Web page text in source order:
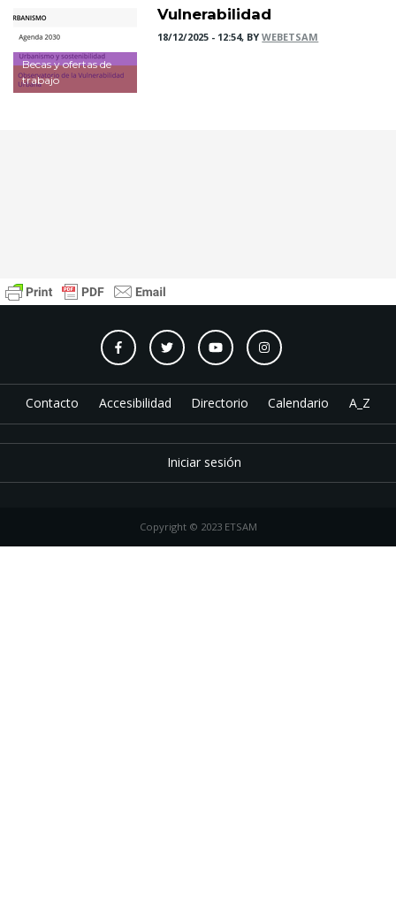
Becas y ofertas de
trabajo
Vulnerabilidad
18/12/2025 - 12:54, BYWEBETSAM
Contacto Accesibilidad Directorio Calendario A_Z
Iniciar sesión
Copyright © 2023 ETSAM